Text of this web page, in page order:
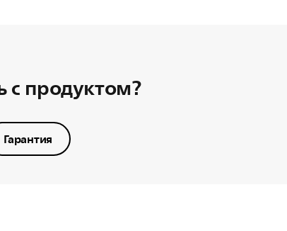
продуктом?
Гарантия